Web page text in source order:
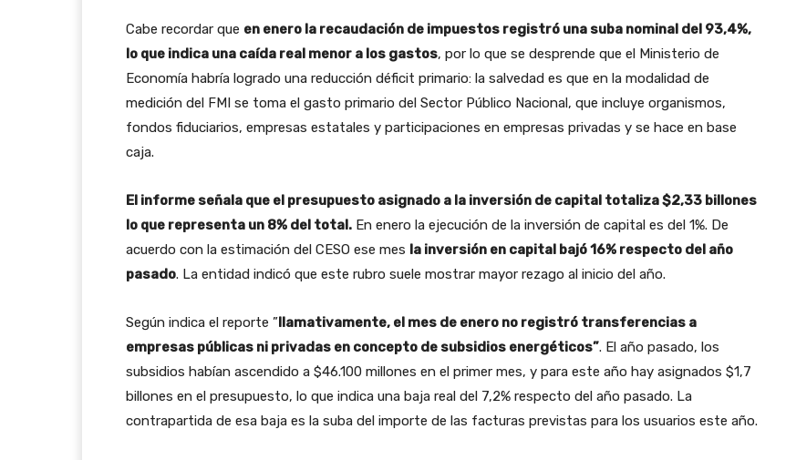
Cabe recordar que en enero la recaudación de impuestos registró una suba nominal del 93,4%,
lo que indica una caída real menor a los gastos, por lo que se desprende que el Ministerio de
Economía habría logrado una reducción déficit primario: la salvedad es que en la modalidad de
medición del FMI se toma el gasto primario del Sector Público Nacional, que incluye organismos,
fondos fiduciarios, empresas estatales y participaciones en empresas privadas y se hace en base
caja.
El informe señala que el presupuesto asignado a la inversión de capital totaliza $2,33 billones
lo que representa un 8% del total. En enero la ejecución de la inversión de capital es del 1%. De
acuerdo con la estimación del CESO ese mes la inversión en capital bajó 16% respecto del año
pasado. La entidad indicó que este rubro suele mostrar mayor rezago al inicio del año.
Según indica el reporte ”llamativamente, el mes de enero no registró transferencias a
empresas públicas ni privadas en concepto de subsidios energéticos”. El año pasado, los
subsidios habían ascendido a $46.100 millones en el primer mes, y para este año hay asignados $1,7
billones en el presupuesto, lo que indica una baja real del 7,2% respecto del año pasado. La
contrapartida de esa baja es la suba del importe de las facturas previstas para los usuarios este año.